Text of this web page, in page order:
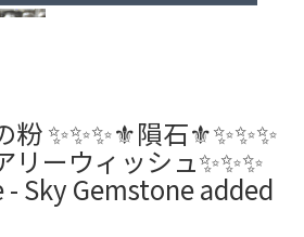
粉 ✨✨✨⚜隕石⚜✨✨✨
リーウィッシュ✨✨✨
Sky Gemstone added